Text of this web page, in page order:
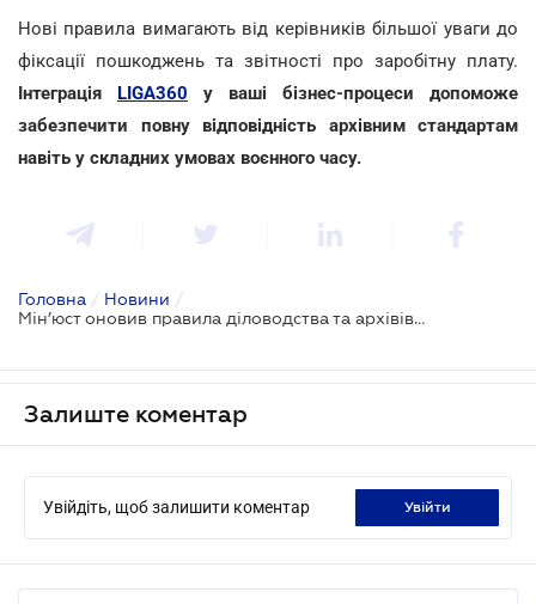
Нові правила вимагають від керівників більшої уваги до
фіксації пошкоджень та звітності про заробітну плату.
Інтеграція LIGA360 у ваші бізнес-процеси допоможе
забезпечити повну відповідність архівним стандартам
навіть у складних умовах воєнного часу.
Головна / Новини /
Мін’юст оновив правила діловодства та архівів: що потрібно знати бізнесу у 2026 році
Залиште коментар
Увійдіть, щоб залишити коментар увійти